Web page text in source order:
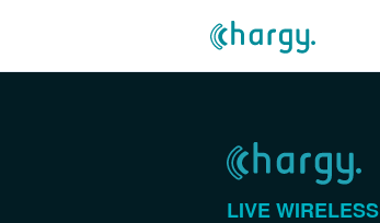
LIVE WIRELESS